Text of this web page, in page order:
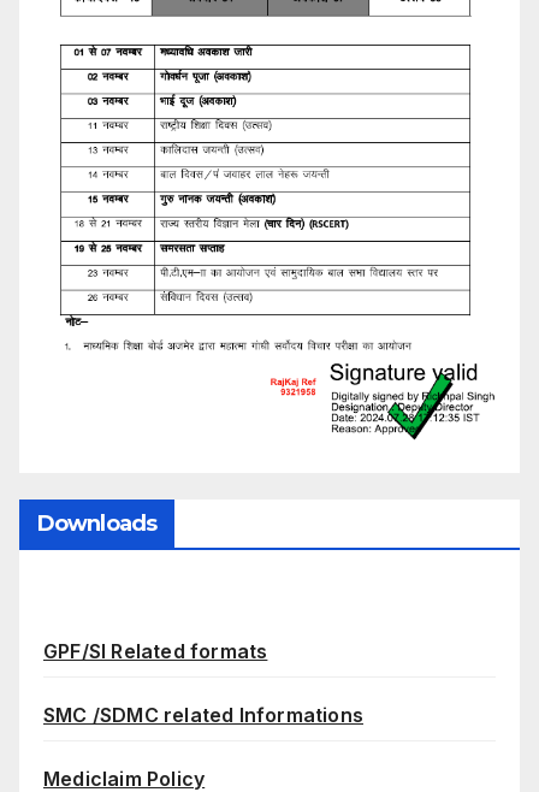
Downloads
GPF/SI Related formats
SMC /SDMC related Informations
Mediclaim Policy